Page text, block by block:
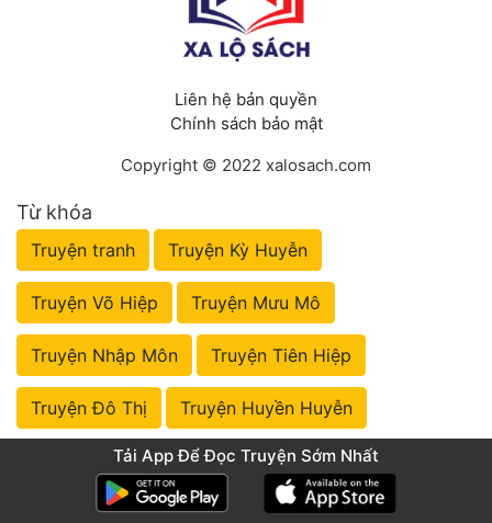
Liên hệ bản quyền
Chính sách bảo mật
Copyright © 2022 xalosach.com
Từ khóa
Truyện tranh Truyện Kỳ Huyễn
Truyện Võ Hiệp Truyện Mưu Mô
Truyện Nhập Môn Truyện Tiên Hiệp
Truyện Đô Thị Truyện Huyền Huyễn
Truyện Lịch Sử Truyện Đồng Nhân
Tải App Để Đọc Truyện Sớm Nhất